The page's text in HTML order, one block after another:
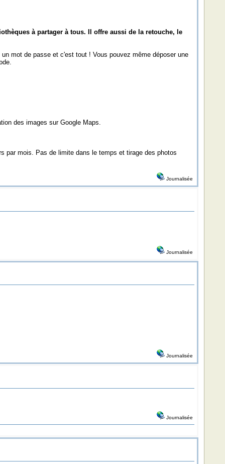
à partager à tous. Il offre aussi de la retouche, le
mot de passe et c'est tout ! Vous pouvez même déposer une
des images sur Google Maps.
par mois. Pas de limite dans le temps et tirage des photos
Journalisée
Journalisée
Journalisée
Journalisée